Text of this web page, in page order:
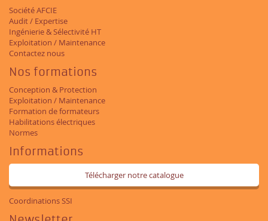
Société AFCIE
Audit / Expertise
Ingénierie & Sélectivité HT
Exploitation / Maintenance
Contactez nous
Nos formations
Conception & Protection
Exploitation / Maintenance
Formation de formateurs
Habilitations électriques
Normes
Informations
Télécharger notre catalogue
Coordinations SSI